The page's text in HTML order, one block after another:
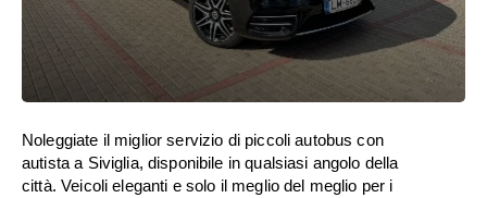
Noleggiate il miglior servizio di piccoli autobus con
autista a Siviglia, disponibile in qualsiasi angolo della
città. Veicoli eleganti e solo il meglio del meglio per i